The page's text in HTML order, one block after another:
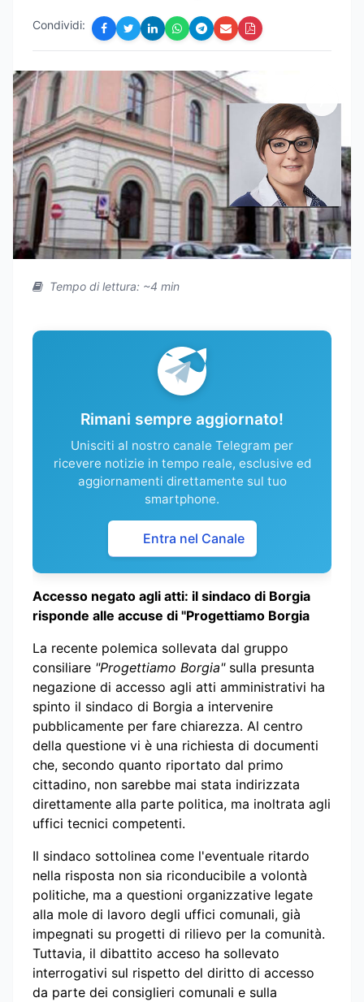
Condividi:
Tempo di lettura: ~4 min
Rimani sempre aggiornato!
Unisciti al nostro canale Telegram per
ricevere notizie in tempo reale, esclusive ed
aggiornamenti direttamente sul tuo
smartphone.
Entra nel Canale
Accesso negato agli atti: il sindaco di Borgia
risponde alle accuse di "Progettiamo Borgia
La recente polemica sollevata dal gruppo
consiliare "Progettiamo Borgia"sulla presunta
negazione di accesso agli atti amministrativi ha
spinto il sindaco di Borgia a intervenire
pubblicamente per fare chiarezza. Al centro
della questione vi è una richiesta di documenti
che, secondo quanto riportato dal primo
cittadino, non sarebbe mai stata indirizzata
direttamente alla parte politica, ma inoltrata agli
uffici tecnici competenti.
Il sindaco sottolinea come l'eventuale ritardo
nella risposta non sia riconducibile a volontà
politiche, ma a questioni organizzative legate
alla mole di lavoro degli uffici comunali, già
impegnati su progetti di rilievo per la comunità.
Tuttavia, il dibattito acceso ha sollevato
interrogativi sul rispetto del diritto di accesso
da parte dei consiglieri comunali e sulla